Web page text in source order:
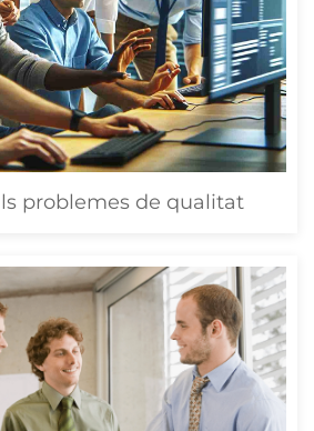
problemes de qualitat